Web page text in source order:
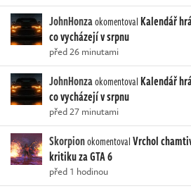
JohnHonzaokomentoval Kalendář
co vycházejí v srpnu
před 26 minutami
JohnHonzaokomentoval Kalendář
co vycházejí v srpnu
před 27 minutami
SkorpionokomentovalVrchol
kritiku za GTA 6
před 1 hodinou